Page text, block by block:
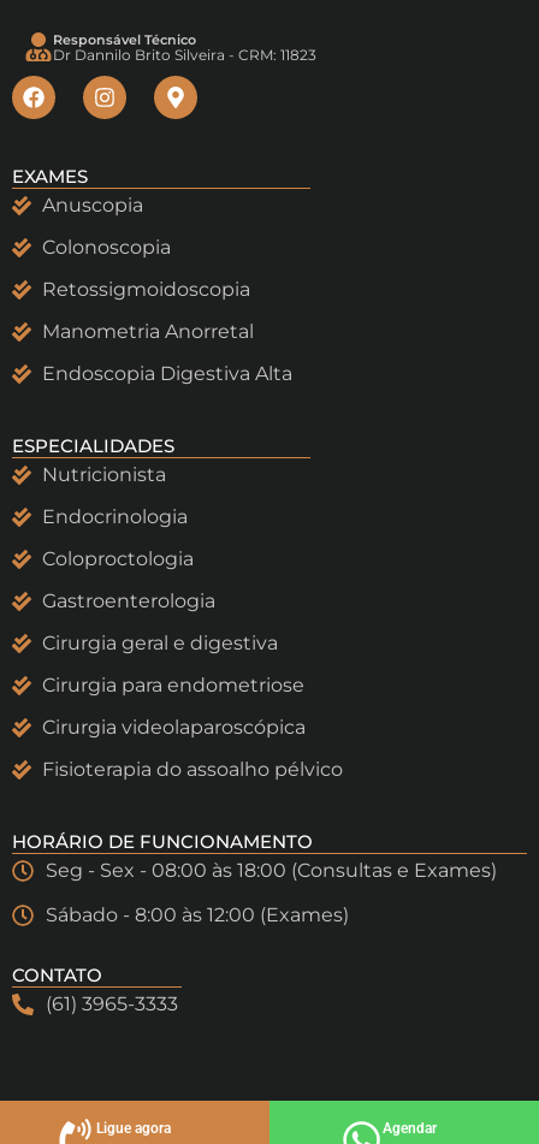
Responsável Técnico
Dr Dannilo Brito Silveira - CRM: 11823
EXAMES
Anuscopia
Colonoscopia
Retossigmoidoscopia
Manometria Anorretal
Endoscopia Digestiva Alta
ESPECIALIDADES
Nutricionista
Endocrinologia
Coloproctologia
Gastroenterologia
Cirurgia geral e digestiva
Cirurgia para endometriose
Cirurgia videolaparoscópica
Fisioterapia do assoalho pélvico
HORÁRIO DE FUNCIONAMENTO
Seg - Sex - 08:00 às 18:00 (Consultas e Exames)
Sábado - 8:00 às 12:00 (Exames)
CONTATO
(61) 3965-3333
Administração e links patrocinados por Criattus
Ligue agora Agendar